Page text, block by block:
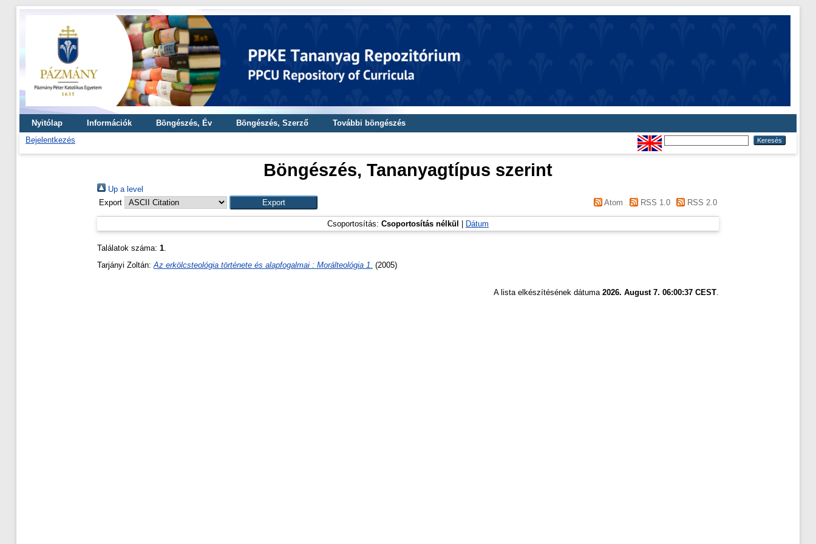
Nyitólap Információk Böngészés, Év Böngészés, Szerző
További böngészés
Bejelentkezés
Böngészés, Tananyagtípus szerint
Up a level
Export
Atom RSS 1.0 RSS 2.0
Csoportosítás: Csoportosítás nélkül Dátum
Találatok száma: 1.
Tarjányi Zoltán: Az erkölcsteológia története és alapfogalmai : Morálteológia 1. (2005)
A lista elkészítésének dátuma 2026. August 7. 06:00:37 CEST